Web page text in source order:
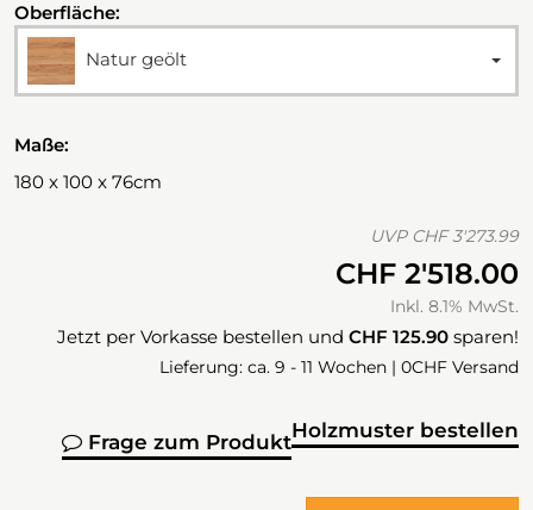
Oberfläche:
Natur geölt
Maße:
180 x 100 x 76cm
UVP CHF 3'273.99
CHF 2'518.00
Inkl. 8.1% MwSt.
Jetzt per Vorkasse bestellen und CHF 125.90 sparen!
Lieferung: ca. 9 - 11 Wochen | 0CHF Versand
Holzmuster bestellen
Frage zum Produkt